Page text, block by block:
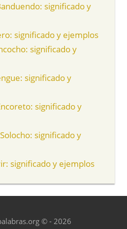
significado y
significado y ejemplos
significado y
significado y
significado y
Solocho: significado y
significado y ejemplos
© - 2026